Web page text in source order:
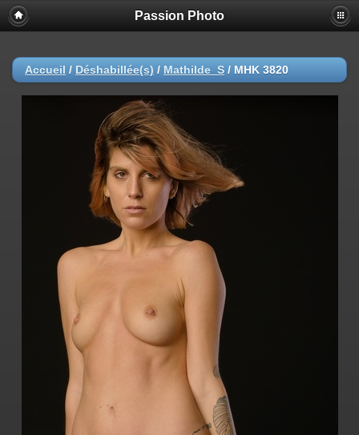
Passion Photo
Accueil / Déshabillée(s) / Mathilde_S / MHK 3820